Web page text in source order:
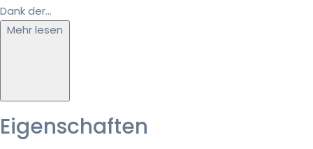
Dank der...
Mehr lesen
Eigenschaften